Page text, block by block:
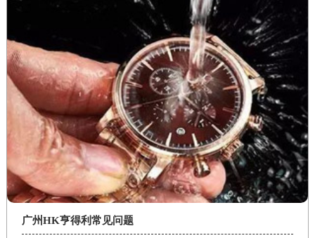
广州HK亨得利常见问题